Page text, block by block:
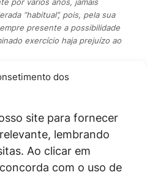
dos
site para fornecer
lembrando
Ao clicar em
com o uso de
“habitual”, pois, pela sua
presente a possibilidade
exercício haja prejuízo ao
a cobrança de contribuição
a participação nos lucros da
oficial improvidas.’(TRF 5ª
SE, Rel. Juiz Castro Meira,